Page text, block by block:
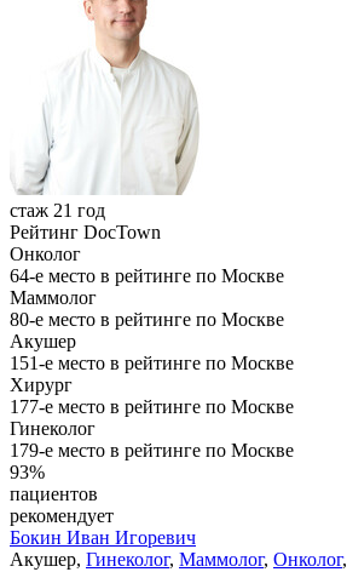
стаж 21 год
Рейтинг DocTown
Онколог
64-е место в рейтинге по Москве
Маммолог
80-е место в рейтинге по Москве
Акушер
151-е место в рейтинге по Москве
Хирург
177-е место в рейтинге по Москве
Гинеколог
179-е место в рейтинге по Москве
93%
пациентов
рекомендует
Бокин Иван Игоревич
Акушер, Гинеколог, Маммолог, Онколог,